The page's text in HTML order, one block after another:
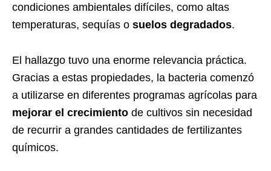
condiciones ambientales difíciles, como altas
temperaturas, sequías o suelos degradados.
El hallazgo tuvo una enorme relevancia práctica.
Gracias a estas propiedades, la bacteria comenzó
a utilizarse en diferentes programas agrícolas para
mejorar el crecimiento de cultivos sin necesidad
de recurrir a grandes cantidades de fertilizantes
químicos.